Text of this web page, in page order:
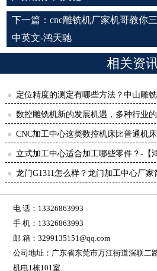
下一篇： cnc雕铣机厂家机哥教你
中英文-鸿天驰
相关资
定位精度的测定有哪些方法？中山雕铣
议-【鸿天驰】
数控雕铣机新的发展机遇，多种行业的
驰】
CNC加工中心这类数控机床比普通机床
【鸿天驰】
立式加工中心适合加工哪些零件？-【
龙门G1311怎么样？龙门加工中心厂家
电 话：13326863993
手 机：13326863993
邮 箱：3299135151@qq.com
公司地址：广东省东莞市万江街道滘联二
机电1栋101室